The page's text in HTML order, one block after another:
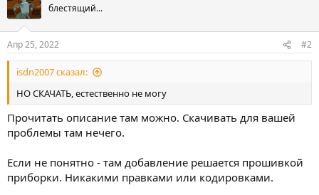
блестящий...
Апр 25, 2022 #2
isdn2007 сказал:
НО СКАЧАТЬ, естественно не могу
Прочитать описание там можно. Скачивать для вашей
проблемы там нечего.
Если не понятно - там добавление решается прошивкой
приборки. Никакими правками или кодировками.